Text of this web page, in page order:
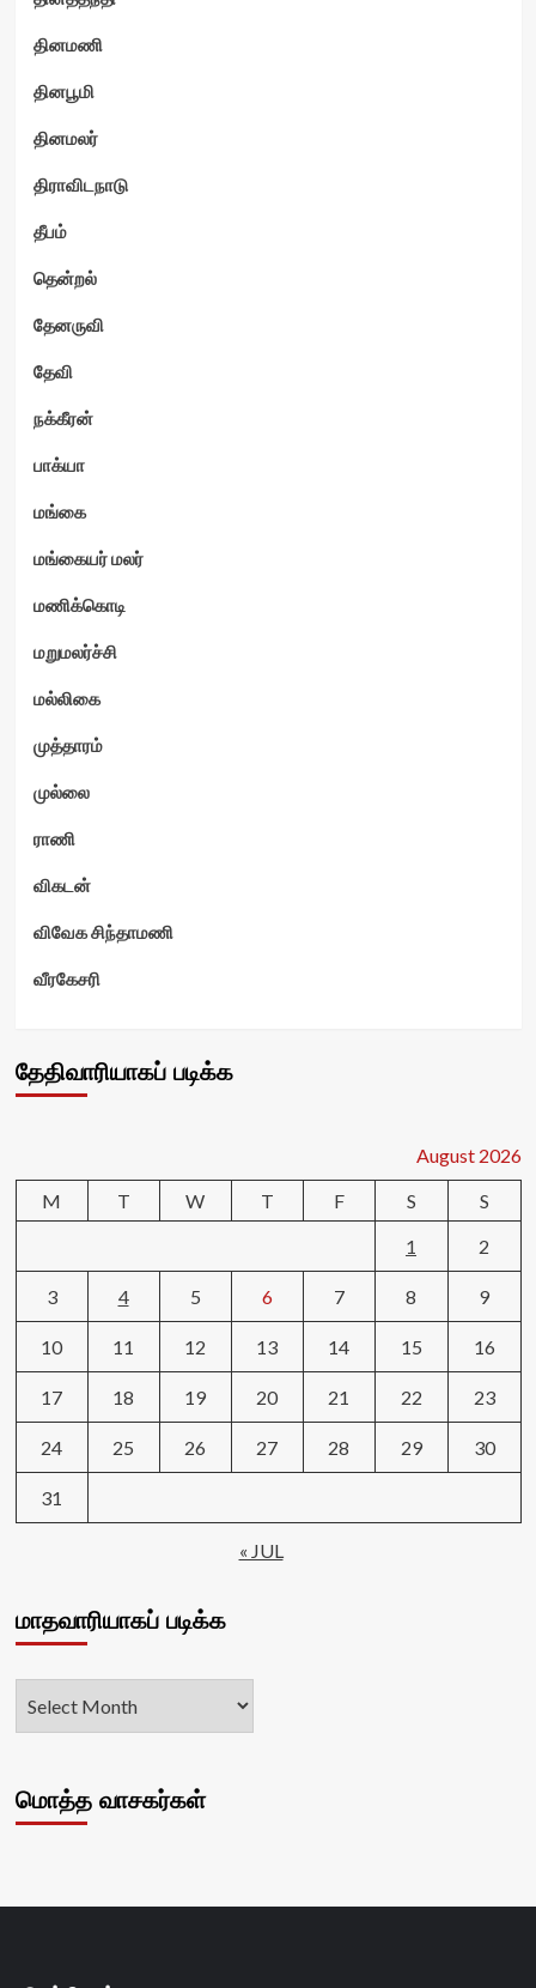
தினமணி
தினபூமி
தினமலர்
திராவிடநாடு
தீபம்
தென்றல்
தேனருவி
தேவி
நக்கீரன்
பாக்யா
மங்கை
மங்கையர் மலர்
மணிக்கொடி
மறுமலர்ச்சி
மல்லிகை
முத்தாரம்
முல்லை
ராணி
விகடன்
விவேக சிந்தாமணி
வீரகேசரி
தேதிவாரியாகப் படிக்க
August 2026
M
T W T F S
S
1
2
3 4 5 6 7 8 9
10 11 12 13 14 15 16
17 18 19 20 21 22 23
24 25 26 27 28 29 30
31
« JUL
மாதவாரியாகப் படிக்க
மொத்த வாசகர்கள்